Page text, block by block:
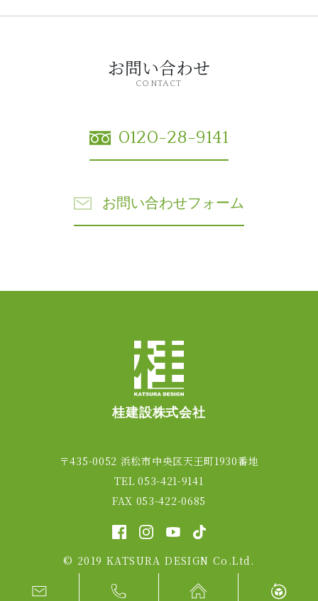
お問い合わせ
CONTACT
0120-28-9141
お問い合わせフォーム
桂建設株式会社
〒435-0052 浜松市中央区天王町1930番地
TEL 053-421-9141
FAX 053-422-0685
© 2019 KATSURA DESIGN Co.Ltd.